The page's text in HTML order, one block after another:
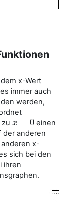
x-Wert
immer auch
werden,
zu x = 0
x=0
einen
der anderen
x-
sich bei den
ihren